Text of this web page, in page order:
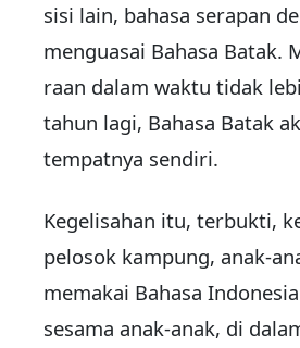
sisi lain, bahasa serapan
menguasai Bahasa Batak.
raan da­lam waktu ti­dak
tahun lagi, Bahasa Ba­tak
tempatnya sendiri.
Kegelisahan itu, terbukti,
pelosok kam­pung, anak-
mema­kai Bahasa
sesama anak-anak, di